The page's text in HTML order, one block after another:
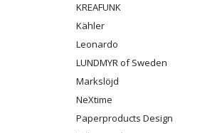
KREAFUNK
Kähler
Leonardo
LUNDMYR of Sweden
Markslöjd
NeXtime
Paperproducts Design
Washologi Linnevatten,
VÄLBEHAG Mimosa, 100 ml
Lägg i varukorg